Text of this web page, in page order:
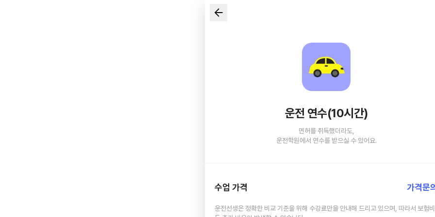
운전 연수(10시간)
면허를 취득했더라도,
운전학원에서 연수를 받으실 수 있어요.
수업 가격 가격문
운전선생은 정확한 비교 기준을 위해 수강료만을 안내해 드리고 있으며, 따라서 보험비